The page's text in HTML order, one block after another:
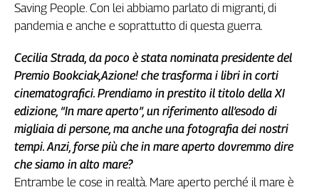
di
Genova,
il
sangue
della
ragione
120
anni
Cgil
Collettiva
Academy
Saving People. Con lei abbiamo parlato di migranti, di
pandemia e anche e soprattutto di questa guerra.
Cecilia Strada, da poco è stata nominata presidente del
Premio Bookciak,Azione! che trasforma i libri in corti
cinematografici. Prendiamo in prestito il titolo della XI
edizione, “In mare aperto”, un riferimento all’esodo di
migliaia di persone, ma anche una fotografia dei nostri
tempi. Anzi, forse più che in mare aperto dovremmo dire
che siamo in alto mare?
Entrambe le cose in realtà. Mare aperto perché il mare è